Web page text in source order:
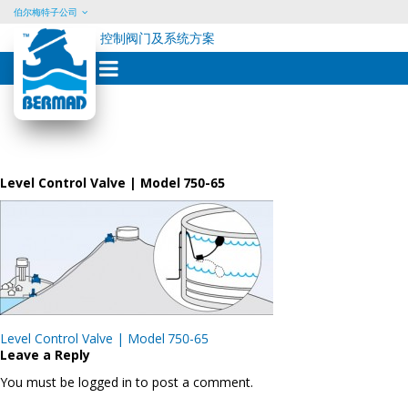
Skip
content
伯尔梅特子公司
控制阀门及系统方案
Level Control Valve | Model 750-65
Post
navigation
Level Control Valve | Model 750-65
Leave a Reply
You must be logged in to post a comment.